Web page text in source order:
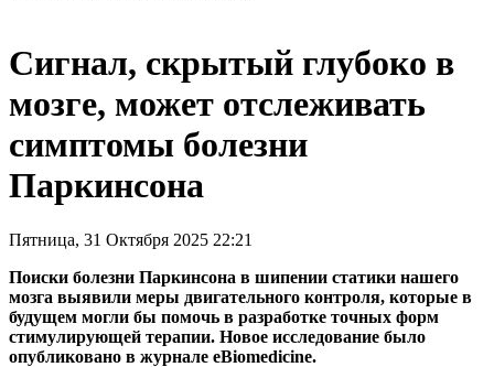
Сигнал, скрытый глубоко в
мозге, может отслеживать
симптомы болезни
Паркинсона
Пятница, 31 Октября 2025 22:21
Поиски болезни Паркинсона в шипении статики нашего
мозга выявили меры двигательного контроля, которые в
будущем могли бы помочь в разработке точных форм
стимулирующей терапии. Новое исследование было
опубликовано в журнале eBiomedicine.